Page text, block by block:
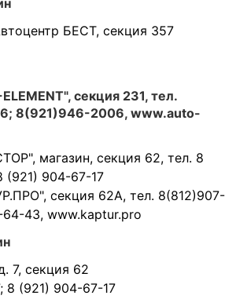
БЕСТ, секция 357
секция 231, тел.
8(921)946-2006, www.auto-
магазин, секция 62, тел. 8
(921) 904-67-17
секция 62А, тел. 8(812)907-
43, www.kaptur.pro
7, секция 62
8 (921) 904-67-17